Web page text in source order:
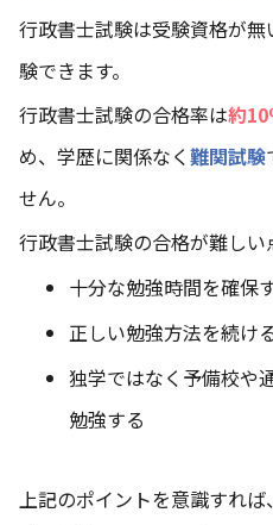
行政書士試験は受験資格が
験できます。
行政書士試験の合格率は約
め、学歴に関係なく難関試験
せん。
行政書士試験の合格が難しい
十分な勉強時間を確保
正しい勉強方法を続け
独学ではなく予備校や
勉強する
上記のポイントを意識すれ